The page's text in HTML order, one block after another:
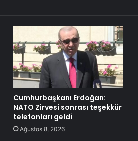
Cumhurbaşkanı Erdoğan:
NATO Zirvesi sonrası teşekkür
telefonları geldi
Ağustos 8, 2026